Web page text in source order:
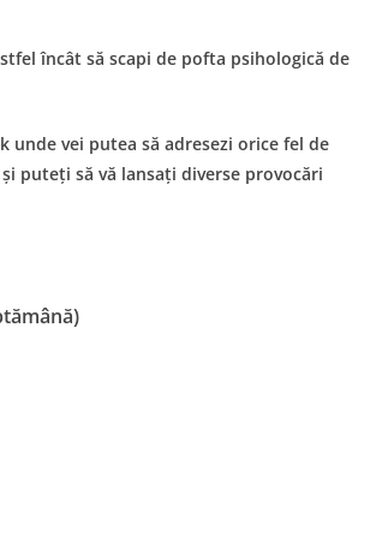
încât să scapi de pofta psihologică de
unde vei putea să adresezi orice fel de
puteți să vă lansați diverse provocări